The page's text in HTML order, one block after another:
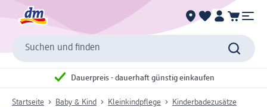
Suchen und finden
Dauerpreis - dauerhaft günstig einkaufen
Startseite Baby & Kind Kleinkindpflege Kinderbadezusätze